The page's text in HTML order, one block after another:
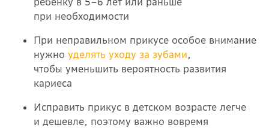
при необходимости
При неправильном прикусе особое внимание
нужно уделять уходу за зубами,
чтобы уменьшить вероятность развития
кариеса
Исправить прикус в детском возрасте легче
и дешевле, поэтому важно вовремя